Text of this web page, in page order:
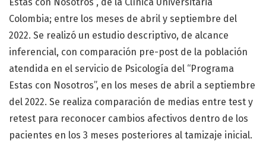
Estas con Nosotros”, de la Clínica Universitaria
Colombia; entre los meses de abril y septiembre del
2022. Se realizó un estudio descriptivo, de alcance
inferencial, con comparación pre-post de la población
atendida en el servicio de Psicología del “Programa
Estas con Nosotros”, en los meses de abril a septiembre
del 2022. Se realiza comparación de medias entre test y
retest para reconocer cambios afectivos dentro de los
pacientes en los 3 meses posteriores al tamizaje inicial.